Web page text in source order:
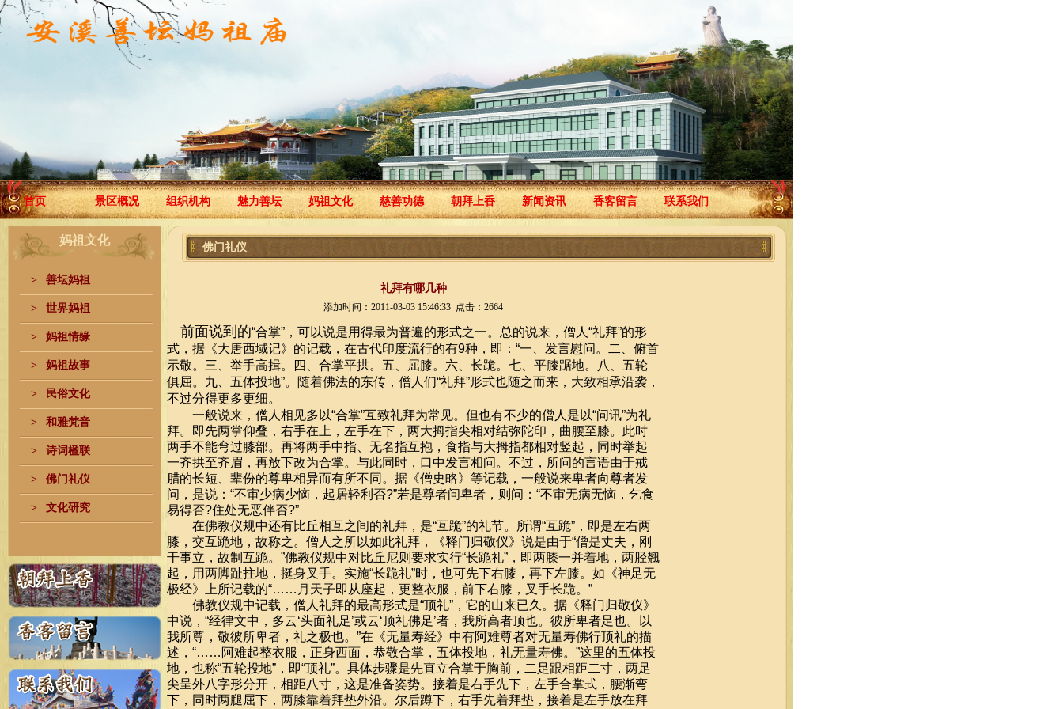
首页 景区概况 组织机构 魅力善坛 妈祖文化 慈善功德 朝拜上香 新闻资讯 香客留言 联系我们
妈祖文化
> 善坛妈祖
> 世界妈祖
> 妈祖情缘
> 妈祖故事
> 民俗文化
> 和雅梵音
> 诗词楹联
> 佛门礼仪
> 文化研究
佛门礼仪
礼拜有哪几种
添加时间：2011-03-03 15:46:33 点击：2664
前面说到的“合掌” ，可以说是用得最为普遍的形式之一。总的说来，僧人 “礼拜”的形
式，据《大唐西域记》的记载，在古代印度流行的有9种，即： “一、发言慰问。二、俯首
示敬。三、举手高揖。四、合掌平拱。五、屈膝。六、长跪。七、平膝踞地。八、五轮
俱屈。九、五体投地”。随着佛法的东传，僧人们“礼拜”形式也随之而来，大致相承沿袭，
不过分得更多更细。
一般说来，僧人相见多以“合掌”互致礼拜为常见。但也有不少的僧人是以“问讯”为礼
拜。即先两掌仰叠，右手在上，左手在下，两大拇指尖相对结弥陀印，曲腰至膝。此时
两手不能弯过膝部。再将两手中指、无名指互抱，食指与大拇指都相对竖起，同时举起
一齐拱至齐眉，再放下改为合掌。与此同时，口中发言相问。不过，所问的言语由于戒
腊的长短、辈份的尊卑相异而有所不同。据《僧史略》等记载，一般说来卑者向尊者发
问，是说： “不审少病少恼，起居轻利否?”若是尊者问卑者，则问： “不审无病无恼，乞食
易得否?住处无恶伴否?”
在佛教仪规中还有比丘相互之间的礼拜，是“互跪”的礼节。所谓“互跪” ，即是左右两
膝，交互跪地，故称之。僧人之所以如此礼拜，《释门归敬仪》说是由于“僧是丈夫，刚
干事立，故制互跪。 ”佛教仪规中对比丘尼则要求实行“长跪礼” ，即两膝一并着地，两胫翘
起，用两脚趾拄地，挺身叉手。实施“长跪礼”时，也可先下右膝，再下左膝。如《神足无
极经》上所记载的“…… 月天子即从座起，更整衣服，前下右膝，叉手长跪。 ”
佛教仪规中记载，僧人礼拜的最高形式是“顶礼” ，它的山来已久。据《释门归敬仪》
中说， “经律文中，多云‘头面礼足’或云‘顶礼佛足’者，我所高者顶也。彼所卑者足也。以
我所尊，敬彼所卑者，礼之极也。 ”在《无量寿经》中有阿难尊者对无量寿佛行顶礼的描
述， “…… 阿难起整衣服，正身西面，恭敬合掌，五体投地，礼无量寿佛。 ”这里的五体投
地，也称“五轮投地” ，即“顶礼”。具体步骤是先直立合掌于胸前，二足跟相距二寸，两足
尖呈外八字形分开，相距八寸，这是准备姿势。接着是右手先下，左手合掌式，腰渐弯
下，同时两腿屈下，两膝靠着拜垫外沿。尔后蹲下，右手先着拜垫，接着是左手放在拜